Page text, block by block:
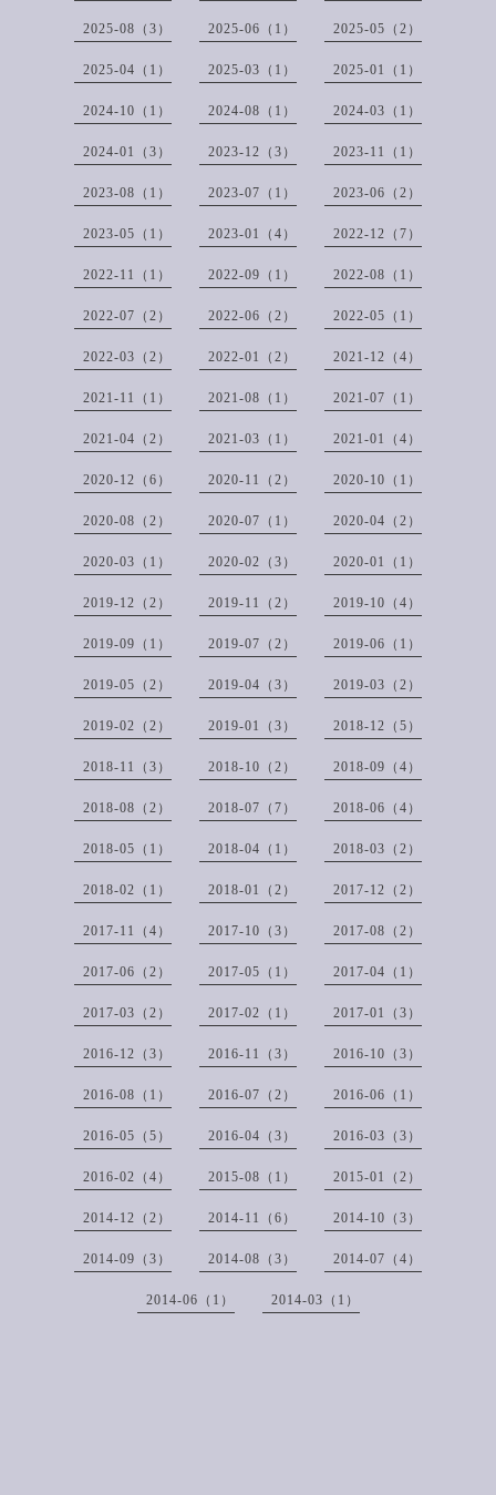
2025-08（3） 2025-06（1） 2025-05（2）
2025-04（1） 2025-03（1） 2025-01（1）
2024-10（1） 2024-08（1） 2024-03（1）
2024-01（3） 2023-12（3） 2023-11（1）
2023-08（1） 2023-07（1） 2023-06（2）
2023-05（1） 2023-01（4） 2022-12（7）
2022-11（1） 2022-09（1） 2022-08（1）
2022-07（2） 2022-06（2） 2022-05（1）
2022-03（2） 2022-01（2） 2021-12（4）
2021-11（1） 2021-08（1） 2021-07（1）
2021-04（2） 2021-03（1） 2021-01（4）
2020-12（6） 2020-11（2） 2020-10（1）
2020-08（2） 2020-07（1） 2020-04（2）
2020-03（1） 2020-02（3） 2020-01（1）
2019-12（2） 2019-11（2） 2019-10（4）
2019-09（1） 2019-07（2） 2019-06（1）
2019-05（2） 2019-04（3） 2019-03（2）
2019-02（2） 2019-01（3） 2018-12（5）
2018-11（3） 2018-10（2） 2018-09（4）
2018-08（2） 2018-07（7） 2018-06（4）
2018-05（1） 2018-04（1） 2018-03（2）
2018-02（1） 2018-01（2） 2017-12（2）
2017-11（4） 2017-10（3） 2017-08（2）
2017-06（2） 2017-05（1） 2017-04（1）
2017-03（2） 2017-02（1） 2017-01（3）
2016-12（3） 2016-11（3） 2016-10（3）
2016-08（1） 2016-07（2） 2016-06（1）
2016-05（5） 2016-04（3） 2016-03（3）
2016-02（4） 2015-08（1） 2015-01（2）
2014-12（2） 2014-11（6） 2014-10（3）
2014-09（3） 2014-08（3） 2014-07（4）
2014-06（1） 2014-03（1）